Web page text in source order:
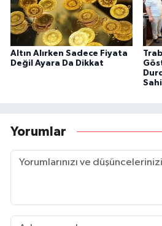
Altın Alırken Sadece Fiyata
Değil Ayara Da Dikkat
Yorumlar